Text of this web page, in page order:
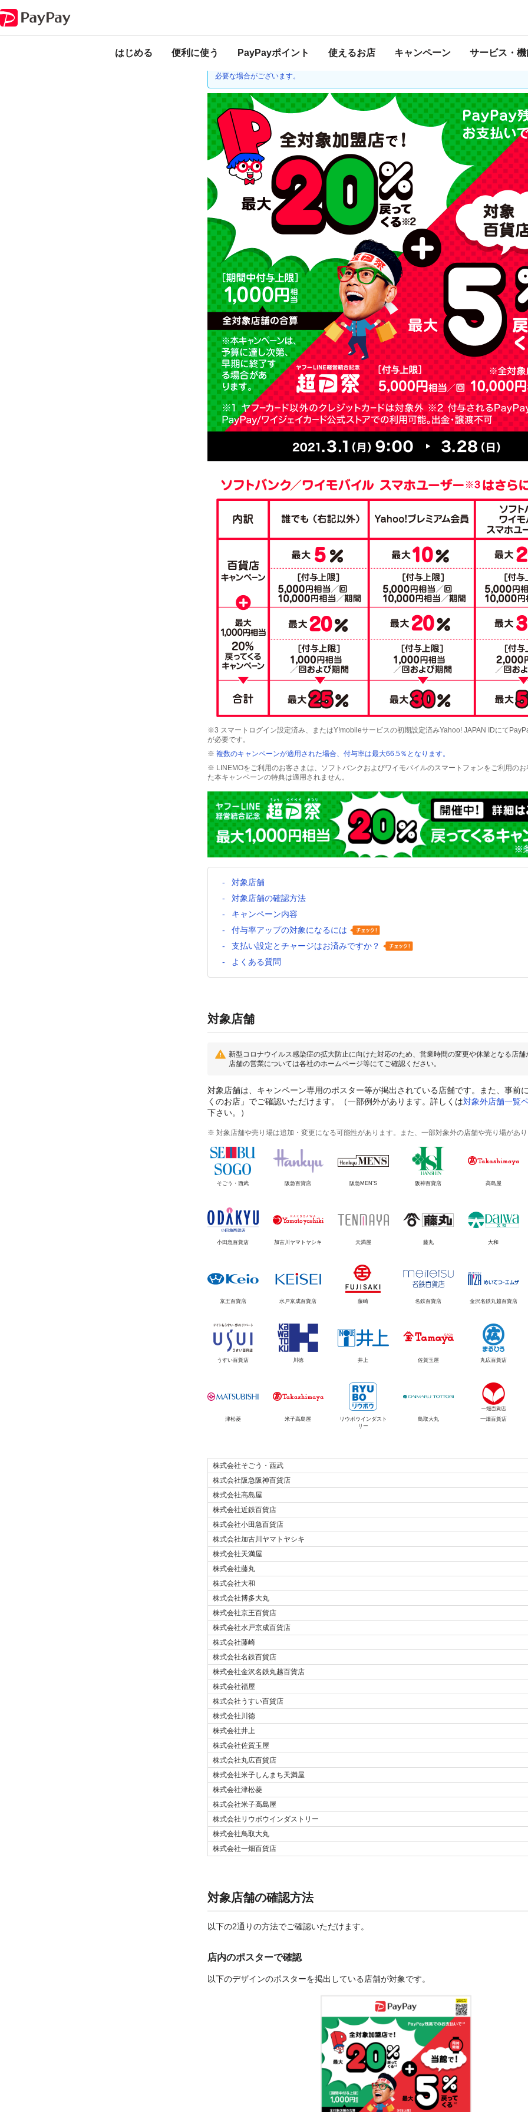
はじめる 便利に使う PayPayポイント 使えるお店 キャンペーン サービス・
ります。
必要な場合がございます。
※3 スマートログイン設定済み、またはY!mobileサービスの初期設定済みYahoo! JAPAN IDにて
が必要です。
※ 複数のキャンペーンが適用された場合、付与率は最大66.5％となります。
※ LINEMOをご利用のお客さまは、ソフトバンクおよびワイモバイルのスマートフォンをご利用のお
た本キャンペーンの特典は適用されません。
対象店舗
対象店舗の確認方法
キャンペーン内容
付与率アップの対象になるには
支払い設定とチャージはお済みですか？
よくある質問
対象店舗
新型コロナウイルス感染症の拡大防止に向けた対応のため、営業時間の変更や休業となる店舗
店舗の営業については各社のホームページ等にてご確認ください。
対象店舗は、キャンペーン専用のポスター等が掲出されている店舗です。また、事前
くのお店」でご確認いただけます。（一部例外があります。詳しくは対象外店舗一覧
下さい。）
※ 対象店舗や売り場は追加・変更になる可能性があります。また、一部対象外の店舗や売り場があり
そごう・西武 阪急百貨店 阪急MEN’S 阪神百貨店 高島屋
小田急百貨店 加古川ヤマトヤシキ 天満屋 藤丸 大和
京王百貨店 水戸京成百貨店 藤崎 名鉄百貨店 金沢名鉄丸越百貨店
うすい百貨店 川徳 井上 佐賀玉屋 丸広百貨店
津松菱 米子高島屋
リウボウインダスト
リー
鳥取大丸 一畑百貨店
株式会社そごう・西武
株式会社阪急阪神百貨店
株式会社高島屋
株式会社近鉄百貨店
株式会社小田急百貨店
株式会社加古川ヤマトヤシキ
株式会社天満屋
株式会社藤丸
株式会社大和
株式会社博多大丸
株式会社京王百貨店
株式会社水戸京成百貨店
株式会社藤崎
株式会社名鉄百貨店
株式会社金沢名鉄丸越百貨店
株式会社福屋
株式会社うすい百貨店
株式会社川徳
株式会社井上
株式会社佐賀玉屋
株式会社丸広百貨店
株式会社米子しんまち天満屋
株式会社津松菱
株式会社米子高島屋
株式会社リウボウインダストリー
株式会社鳥取大丸
株式会社一畑百貨店
対象店舗の確認方法
以下の2通りの方法でご確認いただけます。
店内のポスターで確認
以下のデザインのポスターを掲出している店舗が対象です。